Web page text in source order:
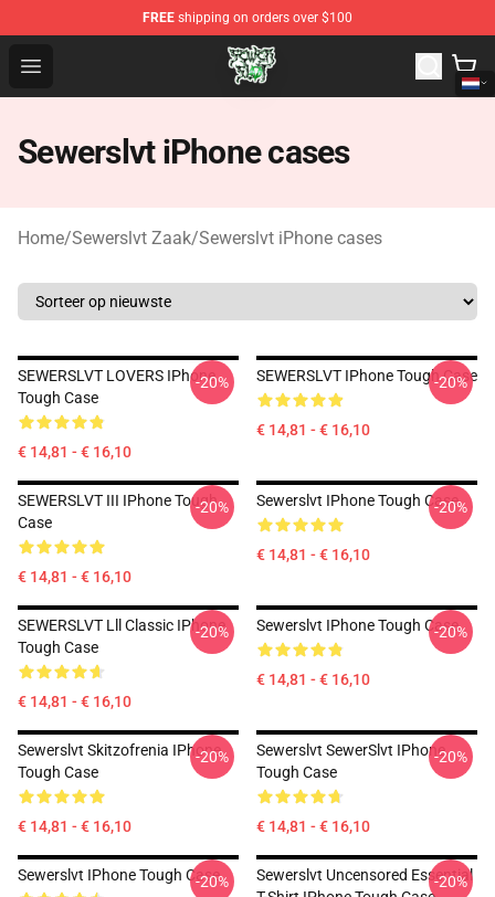
FREE shipping on orders over $100
Open menu
Sewerslvt Store - Official Sewerslvt Merchandise Shop
Sewerslvt iPhone cases
Home/Sewerslvt Zaak/Sewerslvt iPhone cases
SEWERSLVT LOVERS IPhone
Tough Case
€ 14,81 - € 16,10
-20% SEWERSLVT IPhone Tough Case
€ 14,81 - € 16,10
-20%
SEWERSLVT III IPhone Tough
Case
€ 14,81 - € 16,10
-20% Sewerslvt IPhone Tough Case
€ 14,81 - € 16,10
-20%
SEWERSLVT Lll Classic IPhone
Tough Case
€ 14,81 - € 16,10
-20% Sewerslvt IPhone Tough Case
€ 14,81 - € 16,10
-20%
Sewerslvt Skitzofrenia IPhone
Tough Case
€ 14,81 - € 16,10
-20%
Sewerslvt SewerSlvt IPhone
Tough Case
€ 14,81 - € 16,10
-20%
Sewerslvt IPhone Tough Case
-20%
Sewerslvt Uncensored Essential
-20%